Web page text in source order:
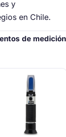
y
en Chile.
de medición